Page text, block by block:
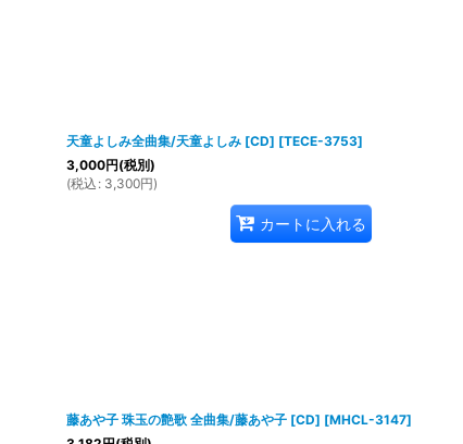
天童よしみ全曲集/天童よしみ [CD] [TECE-3753]
3,000円(税別)
(税込 : 3,300円)
カートに入れる
藤あや子 珠玉の艶歌 全曲集/藤あや子 [CD] [MHCL-3147]